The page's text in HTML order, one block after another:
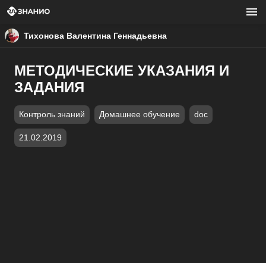
Тихонова Валентина Геннадьевна
МЕТОДИЧЕСКИЕ УКАЗАНИЯ И
ЗАДАНИЯ
Контроль знаний Домашнее обучение doc
21.02.2019